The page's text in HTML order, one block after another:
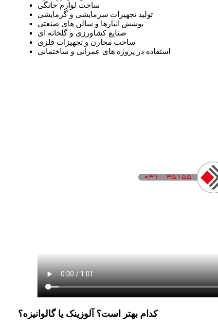
ساخت لوازم خانگی
تولید تجهیزات سرمایشی و گرمایشی
پوشش انبارها و سالن های صنعتی
صنایع کشاورزی و گلخانه ای
ساخت مخازن و تجهیزات فلزی
استفاده در پروژه های عمرانی و ساختمانی
کدام بهتر است؟ آلوزینک یا گالوانیزه؟